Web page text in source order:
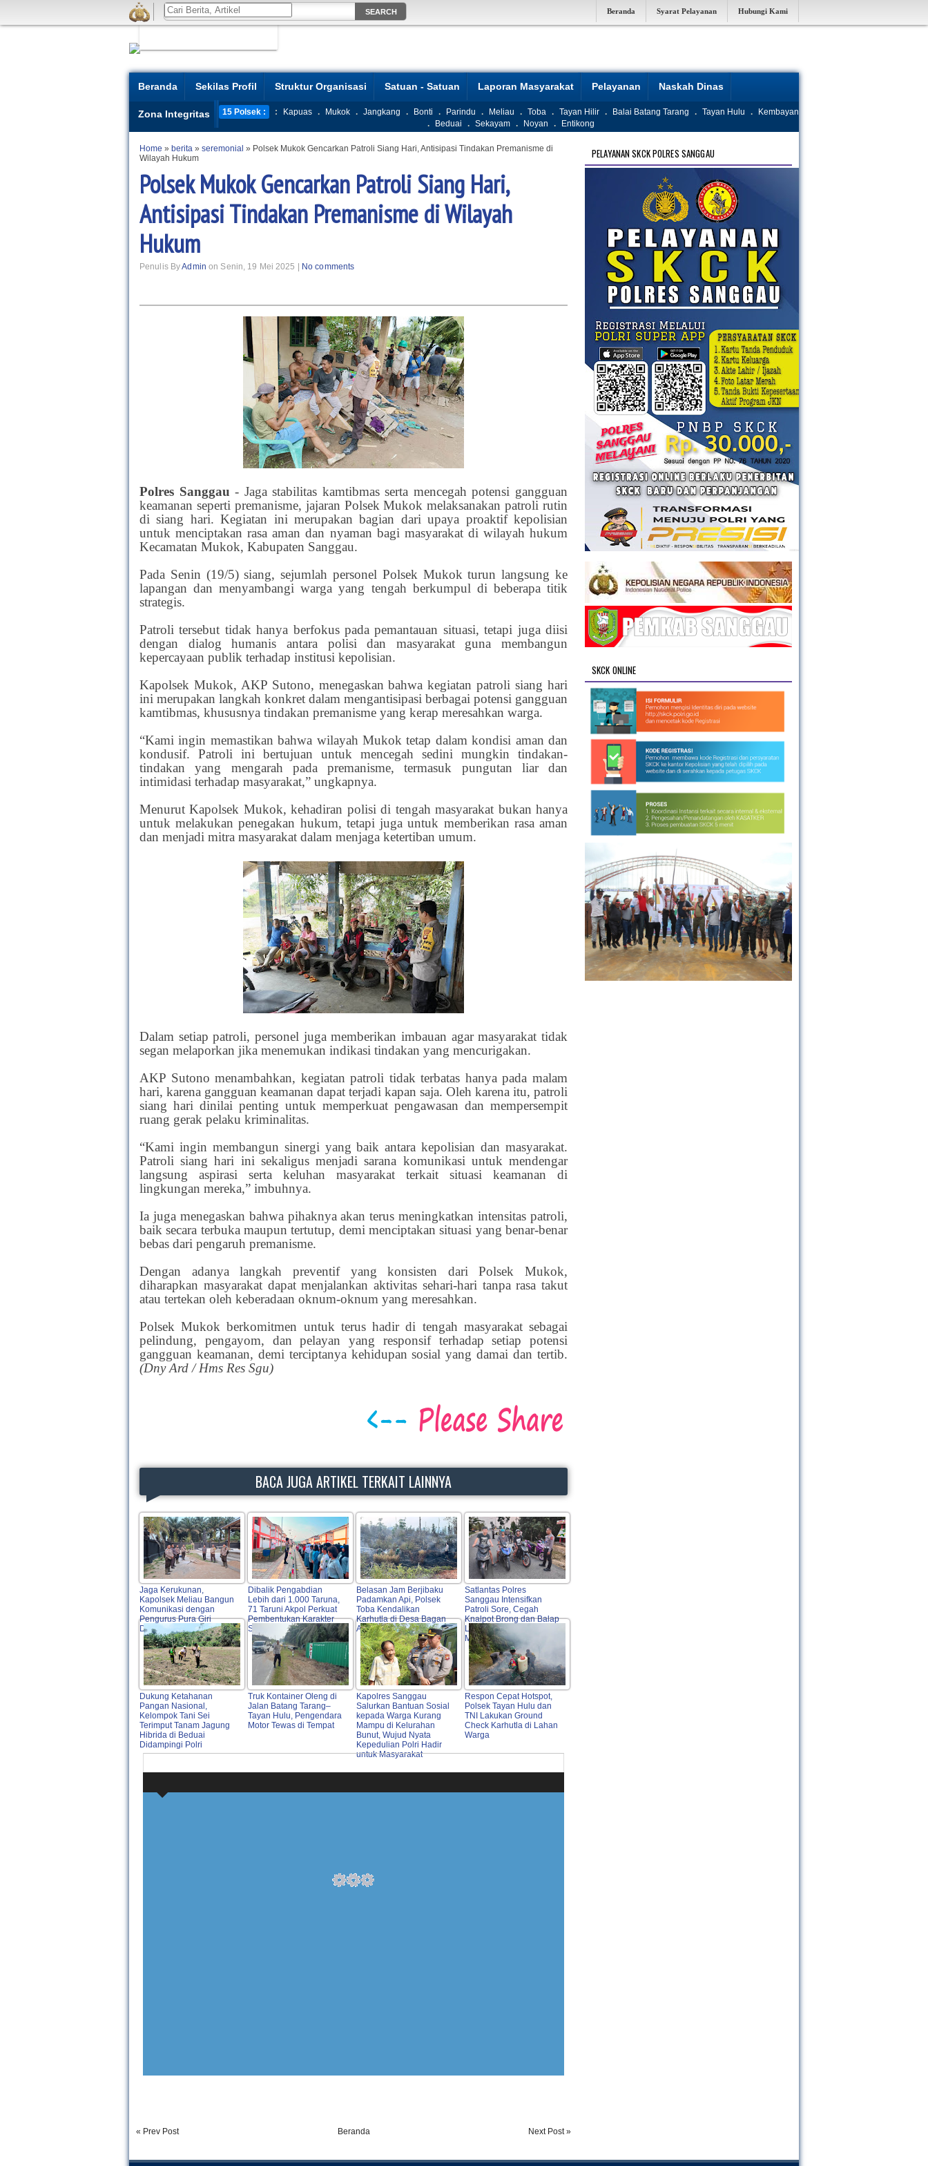
Beranda Syarat Pelayanan Hubungi Kami
Beranda Sekilas Profil Struktur Organisasi Satuan - Satuan Laporan Masyarakat Pelayanan Naskah Dinas
Zona Integritas 15 Polsek : : Kapuas . Mukok . Jangkang . Bonti . Parindu . Meliau . Toba . Tayan Hilir . Balai Batang Tarang . Tayan Hulu .
Kembayan
.
Beduai . Sekayam . Noyan . Entikong
Home » berita » seremonial » Polsek Mukok Gencarkan Patroli Siang Hari, Antisipasi Tindakan Premanisme di
Wilayah Hukum
Polsek Mukok Gencarkan Patroli Siang Hari,
Antisipasi Tindakan Premanisme di Wilayah
Hukum
Penulis ByAdmin on Senin, 19 Mei 2025 | No comments
Polres Sanggau- Jaga stabilitas kamtibmas serta mencegah potensi gangguan
keamanan seperti premanisme, jajaran Polsek Mukok melaksanakan patroli rutin
di siang hari. Kegiatan ini merupakan bagian dari upaya proaktif kepolisian
untuk menciptakan rasa aman dan nyaman bagi masyarakat di wilayah hukum
Kecamatan Mukok, Kabupaten Sanggau.
Pada Senin (19/5) siang, sejumlah personel Polsek Mukok turun langsung ke
lapangan dan menyambangi warga yang tengah berkumpul di beberapa titik
strategis.
Patroli tersebut tidak hanya berfokus pada pemantauan situasi, tetapi juga diisi
dengan dialog humanis antara polisi dan masyarakat guna membangun
kepercayaan publik terhadap institusi kepolisian.
Kapolsek Mukok, AKP Sutono, menegaskan bahwa kegiatan patroli siang hari
ini merupakan langkah konkret dalam mengantisipasi berbagai potensi gangguan
kamtibmas, khususnya tindakan premanisme yang kerap meresahkan warga.
“Kami ingin memastikan bahwa wilayah Mukok tetap dalam kondisi aman dan
kondusif. Patroli ini bertujuan untuk mencegah sedini mungkin tindakan-
tindakan yang mengarah pada premanisme, termasuk pungutan liar dan
intimidasi terhadap masyarakat,” ungkapnya.
Menurut Kapolsek Mukok, kehadiran polisi di tengah masyarakat bukan hanya
untuk melakukan penegakan hukum, tetapi juga untuk memberikan rasa aman
dan menjadi mitra masyarakat dalam menjaga ketertiban umum.
Dalam setiap patroli, personel juga memberikan imbauan agar masyarakat tidak
segan melaporkan jika menemukan indikasi tindakan yang mencurigakan.
AKP Sutono menambahkan, kegiatan patroli tidak terbatas hanya pada malam
hari, karena gangguan keamanan dapat terjadi kapan saja. Oleh karena itu, patroli
siang hari dinilai penting untuk memperkuat pengawasan dan mempersempit
ruang gerak pelaku kriminalitas.
“Kami ingin membangun sinergi yang baik antara kepolisian dan masyarakat.
Patroli siang hari ini sekaligus menjadi sarana komunikasi untuk mendengar
langsung aspirasi serta keluhan masyarakat terkait situasi keamanan di
lingkungan mereka,” imbuhnya.
Ia juga menegaskan bahwa pihaknya akan terus meningkatkan intensitas patroli,
baik secara terbuka maupun tertutup, demi menciptakan situasi yang benar-benar
bebas dari pengaruh premanisme.
Dengan adanya langkah preventif yang konsisten dari Polsek Mukok,
diharapkan masyarakat dapat menjalankan aktivitas sehari-hari tanpa rasa takut
atau tertekan oleh keberadaan oknum-oknum yang meresahkan.
Polsek Mukok berkomitmen untuk terus hadir di tengah masyarakat sebagai
pelindung, pengayom, dan pelayan yang responsif terhadap setiap potensi
gangguan keamanan, demi terciptanya kehidupan sosial yang damai dan tertib.
(Dny Ard / Hms Res Sgu)
BACA JUGA ARTIKEL TERKAIT LAINNYA
Jaga Kerukunan,
Kapolsek Meliau Bangun
Komunikasi dengan
Pengurus Pura Giri
Dewata Mandala Dwipa
Dibalik Pengabdian
Lebih dari 1.000 Taruna,
71 Taruni Akpol Perkuat
Pembentukan Karakter
Siswa Sekolah Rakyat
Belasan Jam Berjibaku
Padamkan Api, Polsek
Toba Kendalikan
Karhutla di Desa Bagan
Asam
Satlantas Polres
Sanggau Intensifkan
Patroli Sore, Cegah
Knalpot Brong dan Balap
Liar Demi Keselamatan
Masyarakat
Dukung Ketahanan
Pangan Nasional,
Kelompok Tani Sei
Terimput Tanam Jagung
Hibrida di Beduai
Didampingi Polri
Truk Kontainer Oleng di
Jalan Batang Tarang–
Tayan Hulu, Pengendara
Motor Tewas di Tempat
Kapolres Sanggau
Salurkan Bantuan Sosial
kepada Warga Kurang
Mampu di Kelurahan
Bunut, Wujud Nyata
Kepedulian Polri Hadir
untuk Masyarakat
Respon Cepat Hotspot,
Polsek Tayan Hulu dan
TNI Lakukan Ground
Check Karhutla di Lahan
Warga
« Prev Post Next Post »
Beranda
PELAYANAN SKCK POLRES SANGGAU
SKCK ONLINE